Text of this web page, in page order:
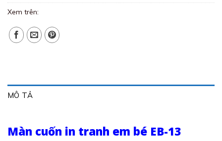
Xem trên:
MÔ TẢ
Màn cuốn in tranh em bé EB-13